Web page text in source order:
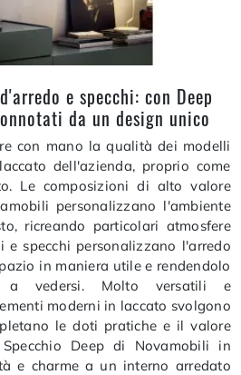
e specchi: con Deep
da un design unico
con mano la qualità dei modelli
dell'azienda, proprio come
Le composizioni di alto valore
personalizzano l'ambiente
ricreando particolari atmosfere
e specchi personalizzano l'arredo
in maniera utile e rendendolo
a vedersi. Molto versatili e
moderni in laccato svolgono
le doti pratiche e il valore
Deep di Novamobili in
e charme a un interno arredato